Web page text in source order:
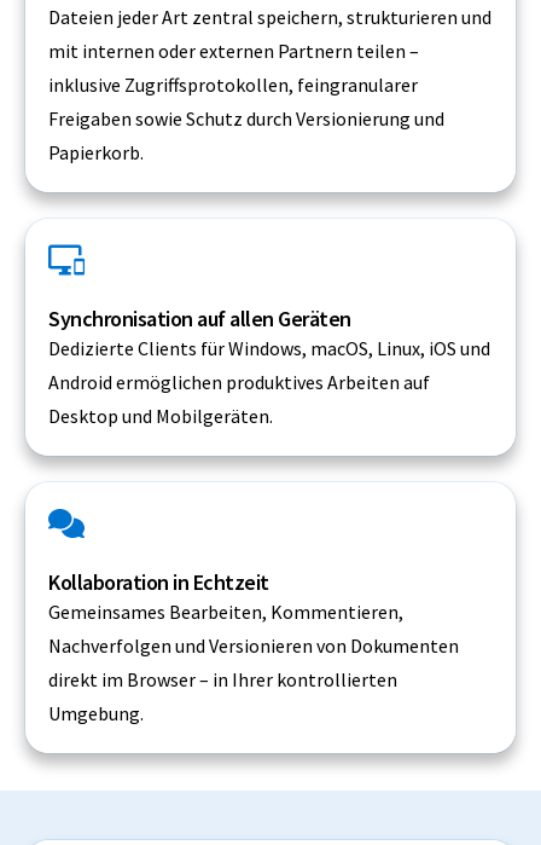
Dateien jeder Art zentral speichern, strukturieren und
mit internen oder externen Partnern teilen –
inklusive Zugriffsprotokollen, feingranularer
Freigaben sowie Schutz durch Versionierung und
Papierkorb.
Synchronisation auf allen Geräten
Dedizierte Clients für Windows, macOS, Linux, iOS und
Android ermöglichen produktives Arbeiten auf
Desktop und Mobilgeräten.
Kollaboration in Echtzeit
Gemeinsames Bearbeiten, Kommentieren,
Nachverfolgen und Versionieren von Dokumenten
direkt im Browser – in Ihrer kontrollierten
Umgebung.